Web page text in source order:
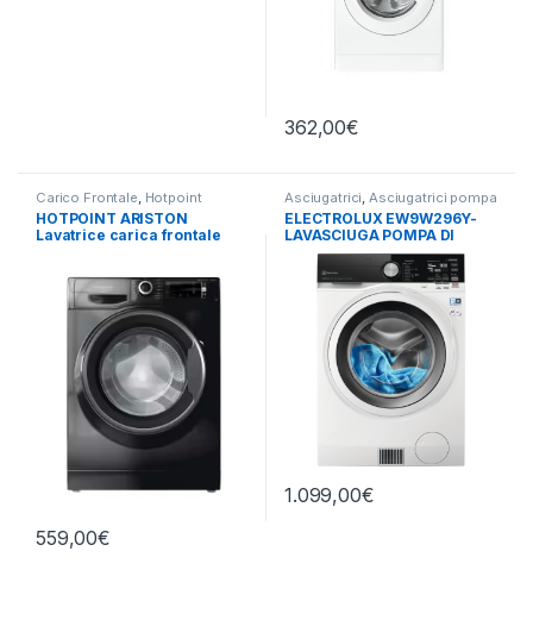
362,00€
Carico Frontale Hotpoint
Ariston, Lavatrici ,Libera
Installazione
HOTPOINT ARISTON
Lavatrice carica frontale
559,00€
Asciugatrici Asciugatrici pompa
di calore ,Carico Frontale,
Electrolux,Lavasciuga,Lavatrici
Libera Installazione
ELECTROLUX EW9W296Y-
LAVASCIUGA POMPA DI
CALORE 9+6 KG
1.099,00€